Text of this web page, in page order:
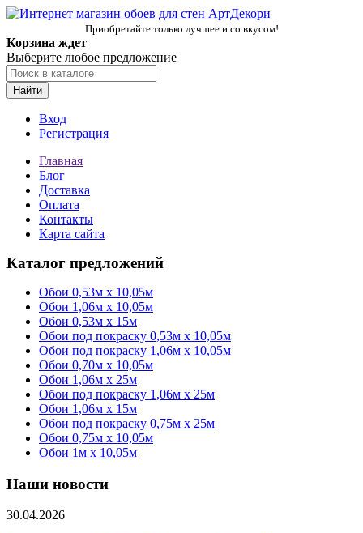
Приобретайте только лучшее и со вкусом!
Корзина ждет
Выберите любое предложение
Найти
Вход
Регистрация
Главная
Блог
Доставка
Оплата
Контакты
Карта сайта
Каталог предложений
Обои 0,53м x 10,05м
Обои 1,06м х 10,05м
Обои 0,53м x 15м
Обои под покраску 0,53м x 10,05м
Обои под покраску 1,06м х 10,05м
Обои 0,70м x 10,05м
Обои 1,06м x 25м
Обои под покраску 1,06м x 25м
Обои 1,06м x 15м
Обои под покраску 0,75м x 25м
Обои 0,75м x 10,05м
Обои 1м х 10,05м
Наши новости
30.04.2026